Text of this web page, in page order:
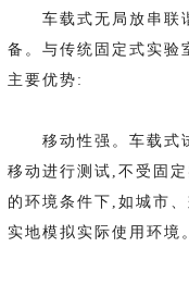
车载式无局放串联谐
备。与传统固定式实验
主要优势:
移动性强。车载式试
移动进行测试,不受固
的环境条件下,如城市
实地模拟实际使用环境